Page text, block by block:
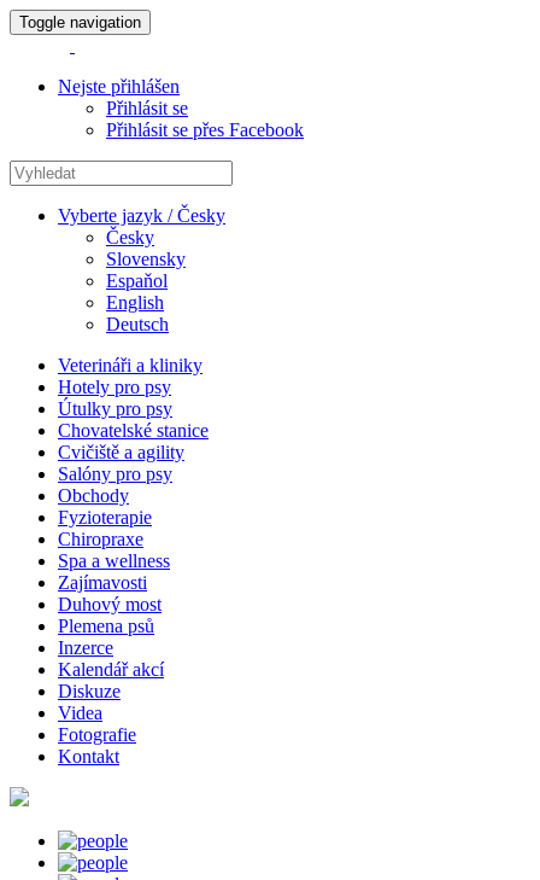
Toggle navigation
Nejste přihlášen
Přihlásit se
Přihlásit se přes Facebook
Vyberte jazyk / Česky
Česky
Slovensky
Espaňol
English
Deutsch
Veterináři a kliniky
Hotely pro psy
Útulky pro psy
Chovatelské stanice
Cvičiště a agility
Salóny pro psy
Obchody
Fyzioterapie
Chiropraxe
Spa a wellness
Zajímavosti
Duhový most
Plemena psů
Inzerce
Kalendář akcí
Diskuze
Videa
Fotografie
Kontakt